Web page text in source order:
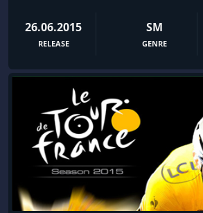
26.06.2015
RELEASE
SM
GENRE